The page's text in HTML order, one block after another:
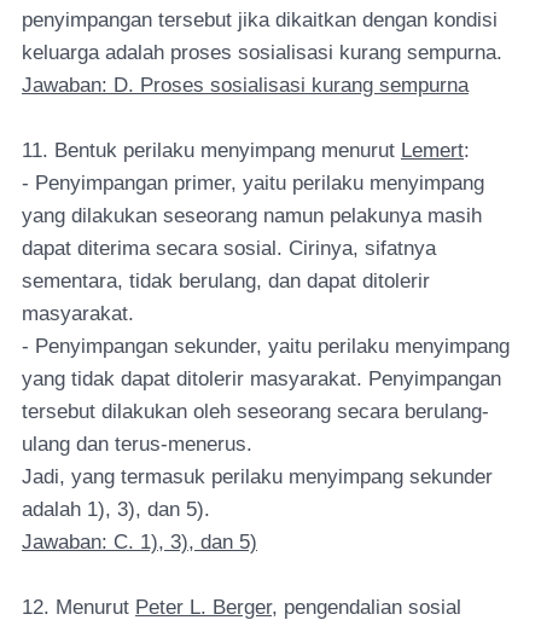
penyimpangan tersebut jika dikaitkan dengan kondisi
keluarga adalah proses sosialisasi kurang sempurna.
Jawaban: D. Proses sosialisasi kurang sempurna
11. Bentuk perilaku menyimpang menurut Lemert:
- Penyimpangan primer, yaitu perilaku menyimpang
yang dilakukan seseorang namun pelakunya masih
dapat diterima secara sosial. Cirinya, sifatnya
sementara, tidak berulang, dan dapat ditolerir
masyarakat.
- Penyimpangan sekunder, yaitu perilaku menyimpang
yang tidak dapat ditolerir masyarakat. Penyimpangan
tersebut dilakukan oleh seseorang secara berulang-
ulang dan terus-menerus.
Jadi, yang termasuk perilaku menyimpang sekunder
adalah 1), 3), dan 5).
Jawaban: C. 1), 3), dan 5)
12. Menurut Peter L. Berger, pengendalian sosial